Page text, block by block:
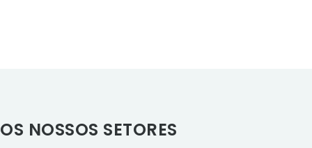
OS NOSSOS SETORES